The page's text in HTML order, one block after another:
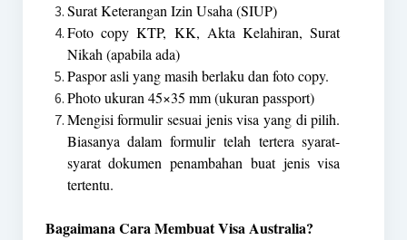
Surat Keterangan Izin Usaha (SIUP)
Foto copy KTP, KK, Akta Kelahiran, Surat
Nikah (apabila ada)
Paspor asli yang masih berlaku dan foto copy.
Photo ukuran 45×35 mm (ukuran passport)
Mengisi formulir sesuai jenis visa yang di pilih.
Biasanya dalam formulir telah tertera syarat-
syarat dokumen penambahan buat jenis visa
tertentu.
Bagaimana Cara Membuat Visa Australia?